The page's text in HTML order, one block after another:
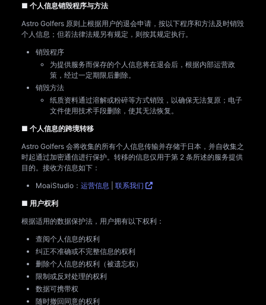
■ 个人信息销毁程序与方法
Astro Golfers 原则上根据用户的退会申请，按以下程序和方法及时销毁
个人信息；但若法律法规另有规定，则按其规定执行。
销毁程序
为提供服务而保存的个人信息将在退会后，根据内部运营政
策，经过一定期限后删除。
销毁方法
纸质资料通过溶解或粉碎等方式销毁，以确保无法复原；电子
文件使用技术手段删除，使其无法恢复。
■ 个人信息的跨境转移
Astro Golfers 会将收集的所有个人信息传输并存储于日本，并自收集之
时起通过加密通信进行保护。转移的信息仅用于第 2 条所述的服务提供
目的。接收方信息如下：
MoaiStudio： 运营信息
联系我们
■ 用户权利
根据适用的数据保护法，用户拥有以下权利：
查阅个人信息的权利
纠正不准确或不完整信息的权利
删除个人信息的权利（被遗忘权）
限制或反对处理的权利
数据可携带权
随时撤回同意的权利